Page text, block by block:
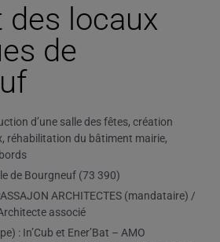
des locaux
de
d’une salle des fêtes, création
réhabilitation du bâtiment mairie,
de Bourgneuf (73 390)
ARCHITECTES (mandataire) /
associé
: In’Cub et Ener’Bat – AMO